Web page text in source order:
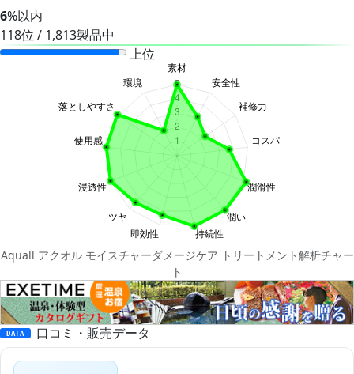
6%以内
118位 / 1,813製品中
上位
Aquall アクオル モイスチャーダメージケア トリートメント解析チャー
ト
DATA 口コミ・販売データ